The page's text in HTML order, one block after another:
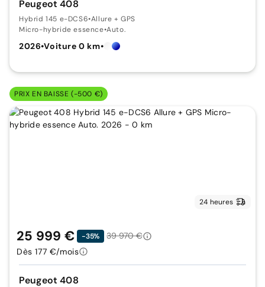
Peugeot 408
Hybrid 145 e-DCS6•Allure + GPS
Micro-hybride essence•Auto.
2026•Voiture 0 km•
PRIX EN BAISSE (-500 €)
24 heures
Peugeot 408
25 999 € -35%
39 970 €
Dès 177 €/mois